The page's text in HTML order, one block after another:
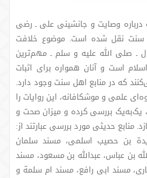
درباره وصایت و جانشینی علی ـ رضی
سنت نقل شده است. موضوع خلافت
صلی الله علیه و سلم ـ مهم‌ترین
است و آنان همواره برای اثبات
که در منابع اهل سنت وجود دارد.
علمی و موشکافانه، این روایات را
یک‌به‌یک بررسی کرده و میزان صحت و
حدیثی مورد بررسی عبارتند از:
بن حصیب اسلمی، مسند سلمان
بن عباس، عبدالله بن مسعود، مسند
مسند ابی رافع، مسند ام سلمة و